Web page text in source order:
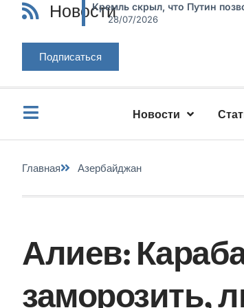
НовостиКремль скрыл, что Путин
28/07/2026
Подписаться
Новости
Главная Азербайджан
Алиев:
заморозить,